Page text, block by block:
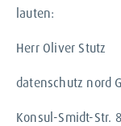
lauten:
Herr Oliver Stutz
datenschutz nord
Konsul-Smidt-Str.